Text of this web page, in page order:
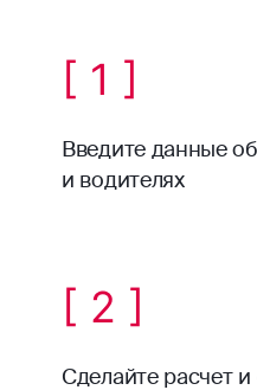
[ 1 ]
Введите данные
и водителях
[ 2 ]
Сделайте расчет